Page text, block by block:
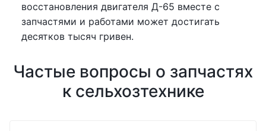
восстановления двигателя Д-65 вместе с
запчастями и работами может достигать
десятков тысяч гривен.
Частые вопросы о запчастях
к сельхозтехнике